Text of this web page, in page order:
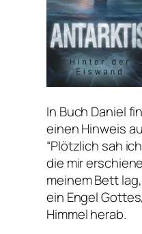
In Buch Daniel
einen Hinweis
“Plötzlich sah
die mir
meinem Bett
ein Engel
Himmel herab.